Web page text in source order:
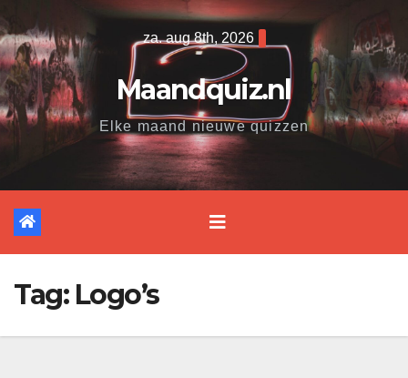
naar
de
inhoud
za. aug 8th, 2026
Maandquiz.nl
Elke maand nieuwe quizzen
Tag: Logo’s